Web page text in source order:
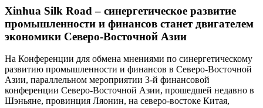
Xinhua Silk Road – синергетическое развитие
промышленности и финансов станет двигателем
экономики Северо-Восточной Азии
На Конференции для обмена мнениями по синергетическому
развитию промышленности и финансов в Северо-Восточной
Азии, параллельном мероприятии 3-й финансовой
конференции Северо-Восточной Азии, прошедшей недавно в
Шэньяне, провинция Ляонин, на северо-востоке Китая,